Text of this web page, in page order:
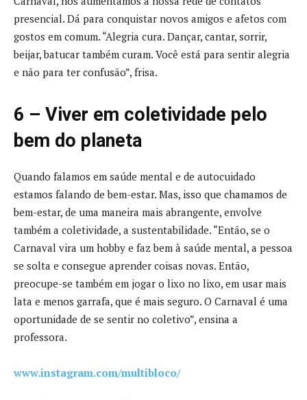
presencial. Dá para conquistar novos amigos e afetos com
gostos em comum. “Alegria cura. Dançar, cantar, sorrir,
beijar, batucar também curam. Você está para sentir alegria
e não para ter confusão”, frisa.
6 – Viver em coletividade pelo
bem do planeta
Quando falamos em saúde mental e de autocuidado
estamos falando de bem-estar. Mas, isso que chamamos de
bem-estar, de uma maneira mais abrangente, envolve
também a coletividade, a sustentabilidade. “Então, se o
Carnaval vira um hobby e faz bem à saúde mental, a pessoa
se solta e consegue aprender coisas novas. Então,
preocupe-se também em jogar o lixo no lixo, em usar mais
lata e menos garrafa, que é mais seguro. O Carnaval é uma
oportunidade de se sentir no coletivo”, ensina a
professora.
www.instagram.com/multibloco/